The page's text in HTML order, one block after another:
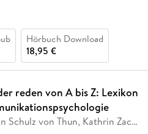
Hörbuch Download
18,95 €
reden von A bis Z: Lexikon
Schulz von Thun, Kathrin Zach,